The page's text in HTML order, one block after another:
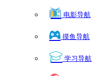
电影导航
摸鱼导航
学习导航